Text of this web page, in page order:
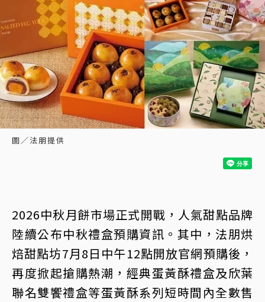
圖／法朋提供
2026中秋月餅市場正式開戰，人氣甜點品牌
陸續公布中秋禮盒預購資訊。其中，法朋烘
焙甜點坊7月8日中午12點開放官網預購後，
再度掀起搶購熱潮，經典蛋黃酥禮盒及欣葉
聯名雙饗禮盒等蛋黃酥系列短時間內全數售